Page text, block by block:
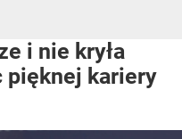
i nie kryła
pięknej kariery